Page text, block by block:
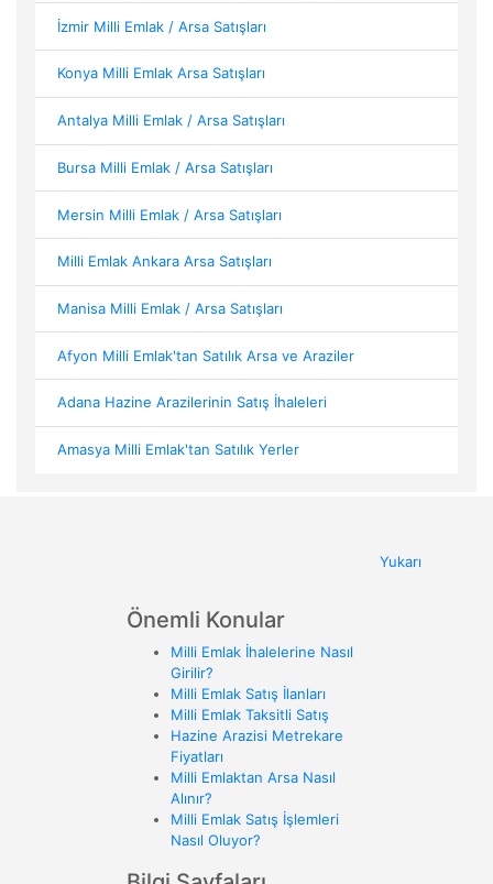
İzmir Milli Emlak / Arsa Satışları
Konya Milli Emlak Arsa Satışları
Antalya Milli Emlak / Arsa Satışları
Bursa Milli Emlak / Arsa Satışları
Mersin Milli Emlak / Arsa Satışları
Milli Emlak Ankara Arsa Satışları
Manisa Milli Emlak / Arsa Satışları
Afyon Milli Emlak'tan Satılık Arsa ve Araziler
Adana Hazine Arazilerinin Satış İhaleleri
Amasya Milli Emlak'tan Satılık Yerler
Yukarı
Önemli Konular
Milli Emlak İhalelerine Nasıl
Girilir?
Milli Emlak Satış İlanları
Milli Emlak Taksitli Satış
Hazine Arazisi Metrekare
Fiyatları
Milli Emlaktan Arsa Nasıl
Alınır?
Milli Emlak Satış İşlemleri
Nasıl Oluyor?